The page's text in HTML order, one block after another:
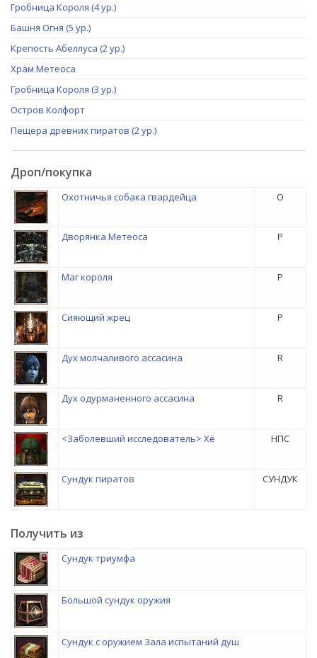
Гробница Короля (4 ур.)
Башня Огня (5 ур.)
Крепость Абеллуса (2 ур.)
Храм Метеоса
Гробница Короля (3 ур.)
Остров Колфорт
Пещера древних пиратов (2 ур.)
Дроп/покупка
Охотничья собака гвардейца O
Дворянка Метеоса P
Маг короля P
Сияющий жрец P
Дух молчаливого ассасина R
Дух одурманенного ассасина R
<Заболевший исследователь> Хё НПС
Сундук пиратов СУНДУК
Получить из
Сундук триумфа
Большой сундук оружия
Сундук с оружием Зала испытаний душ